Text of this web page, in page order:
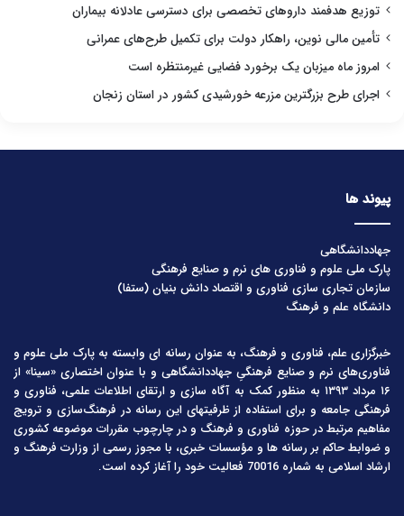
توزیع هدفمند داروهای تخصصی برای دسترسی عادلانه بیماران
تأمین مالی نوین، راهکار دولت برای تکمیل طرح‌های عمرانی
امروز ماه میزبان یک برخورد فضایی غیرمنتظره است
اجرای طرح بزرگترین مزرعه خورشیدی کشور در استان زنجان
پیوند ها
جهاددانشگاهی
پارک ملی علوم و فناوری های نرم و صنایع فرهنگی
سازمان تجاری سازی فناوری و اقتصاد دانش بنیان (ستفا)
دانشگاه علم و فرهنگ
خبرگزاری علم، فناوری و فرهنگ، به عنوان رسانه ای وابسته به پارک ملی علوم و
فناوری‌های نرم و صنایع فرهنگیِ جهاددانشگاهی و با عنوان اختصاری «سینا» از
۱۶ مرداد ۱۳۹۳ به منظور کمک به آگاه سازی و ارتقای اطلاعات علمی، فناوری و
فرهنگی جامعه و برای استفاده از ظرفیتهای این رسانه در فرهنگ‌سازی و ترویج
مفاهیم مرتبط در حوزه فناوری و فرهنگ و در چارچوب مقررات موضوعه کشوری
و ضوابط حاکم بر رسانه ها و مؤسسات خبری، با مجوز رسمی از وزارت فرهنگ و
ارشاد اسلامی به شماره 70016 فعالیت خود را آغاز کرده است.